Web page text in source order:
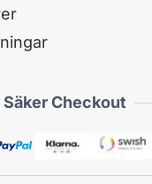
Checkout